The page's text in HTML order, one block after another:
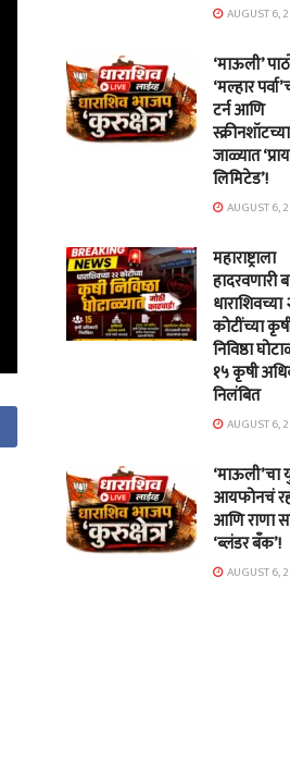
AUGUST 6,
‘माऊली’
‘मल्हार
टर्न आणि
स्क्रीनशॉटच्या
जाळ्यात
लिमिटेड’!
AUGUST 6,
महाराष्ट्राला
हादरवणारी
धाराशिवच्या
कोटींच्या
निविष्ठा
१५ कृषी
निलंबित
AUGUST 6,
‘माऊली’चा
आयफोनचं
आणि राणा
‘ब्लंडर बँक’!
AUGUST 6,